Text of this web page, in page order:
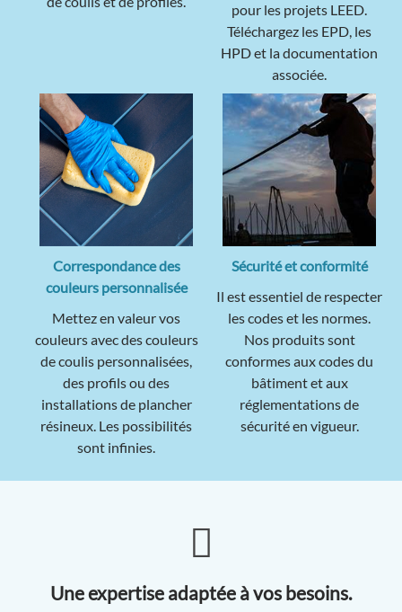
pour les projets LEED.
Téléchargez les EPD, les
HPD et la documentation
associée.
Correspondance des
couleurs personnalisée
Mettez en valeur vos
couleurs avec des couleurs
de coulis personnalisées,
des profils ou des
installations de plancher
résineux. Les possibilités
sont infinies.
Sécurité et conformité
Il est essentiel de respecter
les codes et les normes.
Nos produits sont
conformes aux codes du
bâtiment et aux
réglementations de
sécurité en vigueur.
Une expertise adaptée à vos besoins.